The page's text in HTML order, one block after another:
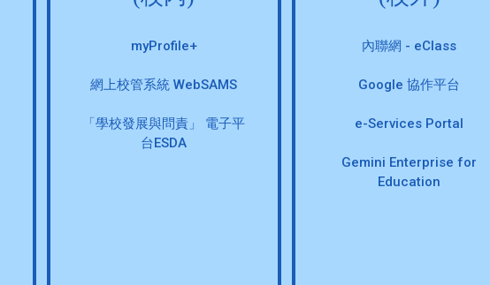
myProfile+
網上校管系統 WebSAMS
「學校發展與問責」 電子平
台ESDA
內聯網 - eClass
Google 協作平台
e-Services Portal
Gemini Enterprise for
Education